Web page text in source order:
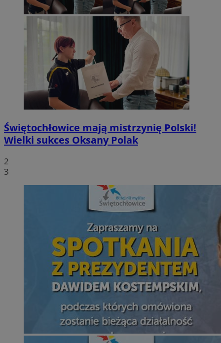
Świętochłowice mają mistrzynię Polski!
Wielki sukces Oksany Polak
2
3